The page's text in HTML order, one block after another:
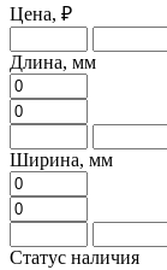
Цена, ₽
Длина, мм
Ширина, мм
Статус наличия